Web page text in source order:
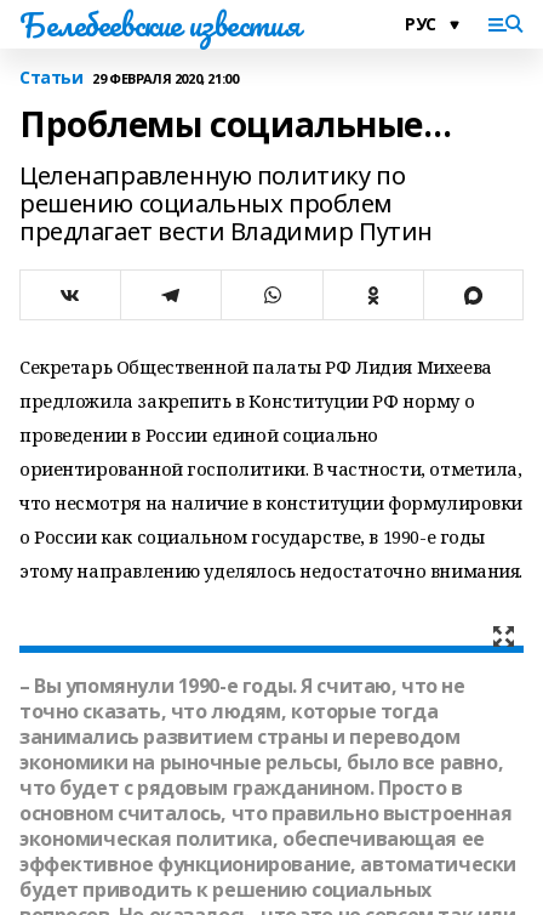
Белебеевские известия
Статьи 29 ФЕВРАЛЯ 2020, 21:00
Проблемы социальные…
Целенаправленную политику по
решению социальных проблем
предлагает вести Владимир Путин
Секретарь Общественной палаты РФ Лидия Михеева
предложила закрепить в Конституции РФ норму о
проведении в России единой социально
ориентированной госполитики. В частности, отметила,
что несмотря на наличие в конституции формулировки
о России как социальном государстве, в 1990-е годы
этому направлению уделялось недостаточно внимания.
– Вы упомянули 1990-е годы. Я считаю, что не
точно сказать, что людям, которые тогда
занимались развитием страны и переводом
экономики на рыночные рельсы, было все равно,
что будет с рядовым гражданином. Просто в
основном считалось, что правильно выстроенная
экономическая политика, обеспечивающая ее
эффективное функционирование, автоматически
будет приводить к решению социальных